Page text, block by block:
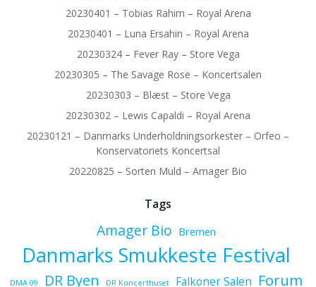
20230401 – Tobias Rahim – Royal Arena
20230401 – Luna Ersahin – Royal Arena
20230324 – Fever Ray – Store Vega
20230305 – The Savage Rose – Koncertsalen
20230303 – Blæst – Store Vega
20230302 – Lewis Capaldi – Royal Arena
20230121 – Danmarks Underholdningsorkester – Orfeo –
Konservatoriets Koncertsal
20220825 – Sorten Muld – Amager Bio
Tags
Amager Bio Bremen
Danmarks Smukkeste Festival
DMA 09 DR Byen DR Koncerthuset Falkoner Salen Forum